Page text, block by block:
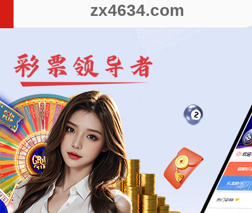
zx4634.com